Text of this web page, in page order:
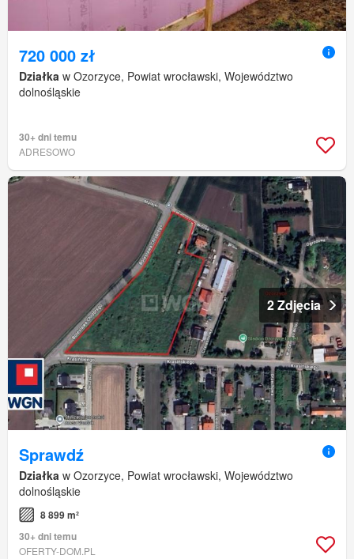
720 000 zł
Działka w Ozorzyce, Powiat wrocławski, Województwo
dolnośląskie
30+ dni temu
ADRESOWO
2 Zdjęcia
Sprawdź
Działka w Ozorzyce, Powiat wrocławski, Województwo
dolnośląskie
8 899 m²
30+ dni temu
OFERTY-DOM.PL